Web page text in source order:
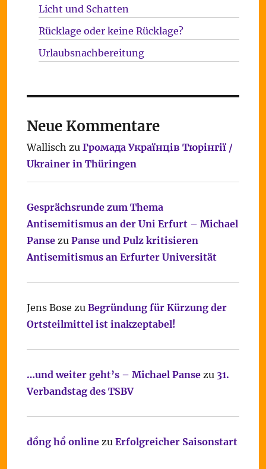
Licht und Schatten
Rücklage oder keine Rücklage?
Urlaubsnachbereitung
Neue Kommentare
Wallisch zu Громада Українців Тюрінгії /
Ukrainer in Thüringen
Gesprächsrunde zum Thema
Antisemitismus an der Uni Erfurt – Michael
Pansezu Panse und Pulz kritisieren
Antisemitismus an Erfurter Universität
Jens Bose zu Begründung für Kürzung der
Ortsteilmittel ist inakzeptabel!
…und weiter geht’s – Michael Pansezu 31.
Verbandstag des TSBV
đồng hồ onlinezu Erfolgreicher Saisonstart